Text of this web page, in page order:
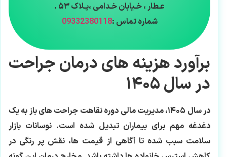
عـطار ، خـیابان خـدامی ،پـلاک ۵۳ .
شماره تماس :09332380118
برآورد هزینه‌ های درمان جراحت
در سال ۱۴۰۵
در سال ۱۴۰۵، مدیریت مالی دوره نقاهت جراحت های باز به یک
دغدغه مهم برای بیماران تبدیل شده است. نوسانات بازار
سلامت سبب شده تا آگاهی از قیمت ها، نقش پر رنگی در